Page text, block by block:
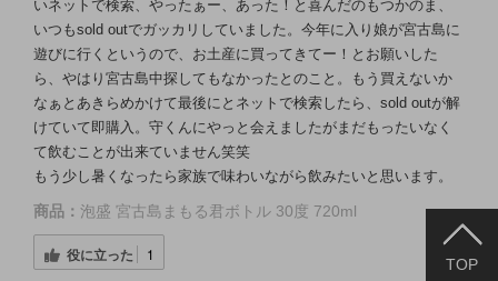
いネットで検索、やったぁー、あった！と喜んだのもつかのま、
いつもsold outでガッカリしていました。今年に入り娘が宮古島に
遊びに行くというので、お土産に買ってきてー！とお願いした
ら、やはり宮古島中探してもなかったとのこと。もう買えないか
なぁとあきらめかけて最後にとネットで検索したら、sold outが解
けていて即購入。守くんにやっと会えましたがまだもったいなく
て飲むことが出来ていません笑笑
もう少し暑くなったら家族で味わいながら飲みたいと思います。
商品： 泡盛 宮古島まもる君ボトル 30度 720ml
役に立った 1
TOP